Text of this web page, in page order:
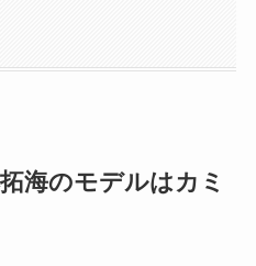
海のモデルはカミ